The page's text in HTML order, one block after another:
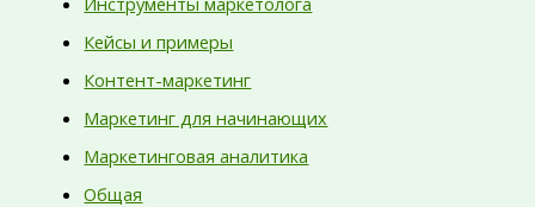
Кейсы и примеры
Контент-маркетинг
Маркетинг для начинающих
Маркетинговая аналитика
Общая